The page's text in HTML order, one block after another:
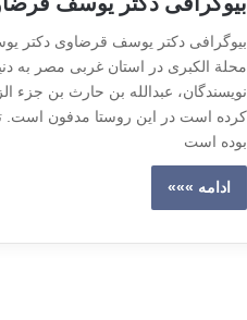
بیوگرافی دکتر یوسف قرضاوی دکتر
محلة الکبری در استان غربی مصر به
نویسندگان، عبدالله بن حارث بن جزء
بوده است
ادامه »»»